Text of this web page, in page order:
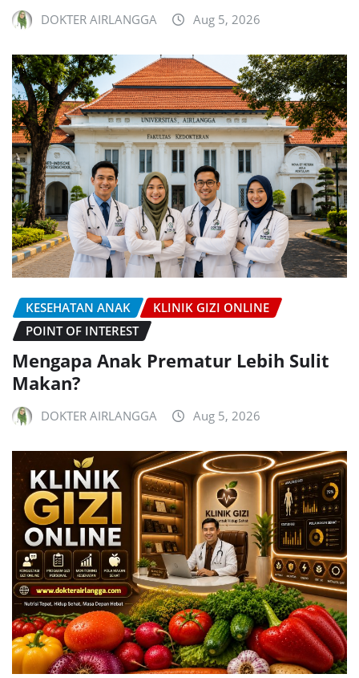
DOKTER AIRLANGGA Aug 5, 2026
KESEHATAN ANAK
KLINIK GIZI ONLINE
POINT OF INTEREST
Mengapa Anak Prematur Lebih Sulit
Makan?
DOKTER AIRLANGGA Aug 5, 2026